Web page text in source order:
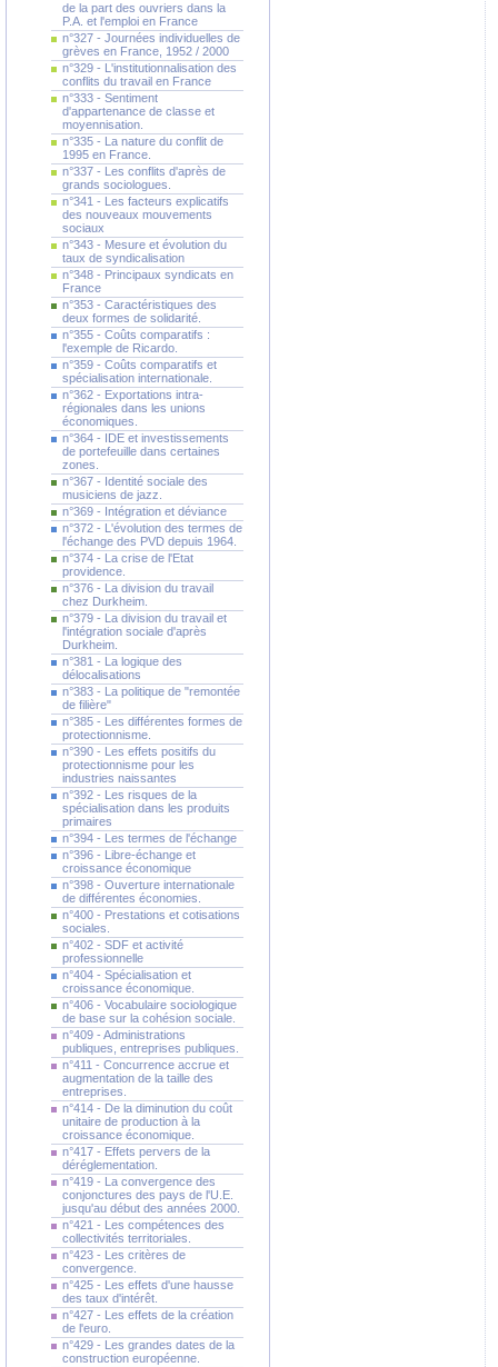
de la part des ouvriers dans la
P.A. et l'emploi en France
n°327 - Journées individuelles de
grèves en France, 1952 / 2000
n°329 - L'institutionnalisation des
conflits du travail en France
n°333 - Sentiment
d'appartenance de classe et
moyennisation.
n°335 - La nature du conflit de
1995 en France.
n°337 - Les conflits d'après de
grands sociologues.
n°341 - Les facteurs explicatifs
des nouveaux mouvements
sociaux
n°343 - Mesure et évolution du
taux de syndicalisation
n°348 - Principaux syndicats en
France
n°353 - Caractéristiques des
deux formes de solidarité.
n°355 - Coûts comparatifs :
l'exemple de Ricardo.
n°359 - Coûts comparatifs et
spécialisation internationale.
n°362 - Exportations intra-
régionales dans les unions
économiques.
n°364 - IDE et investissements
de portefeuille dans certaines
zones.
n°367 - Identité sociale des
musiciens de jazz.
n°369 - Intégration et déviance
n°372 - L'évolution des termes de
l'échange des PVD depuis 1964.
n°374 - La crise de l'Etat
providence.
n°376 - La division du travail
chez Durkheim.
n°379 - La division du travail et
l'intégration sociale d'après
Durkheim.
n°381 - La logique des
délocalisations
n°383 - La politique de "remontée
de filière"
n°385 - Les différentes formes de
protectionnisme.
n°390 - Les effets positifs du
protectionnisme pour les
industries naissantes
n°392 - Les risques de la
spécialisation dans les produits
primaires
n°394 - Les termes de l'échange
n°396 - Libre-échange et
croissance économique
n°398 - Ouverture internationale
de différentes économies.
n°400 - Prestations et cotisations
sociales.
n°402 - SDF et activité
professionnelle
n°404 - Spécialisation et
croissance économique.
n°406 - Vocabulaire sociologique
de base sur la cohésion sociale.
n°409 - Administrations
publiques, entreprises publiques.
n°411 - Concurrence accrue et
augmentation de la taille des
entreprises.
n°414 - De la diminution du coût
unitaire de production à la
croissance économique.
n°417 - Effets pervers de la
déréglementation.
n°419 - La convergence des
conjonctures des pays de l'U.E.
jusqu'au début des années 2000.
n°421 - Les compétences des
collectivités territoriales.
n°423 - Les critères de
convergence.
n°425 - Les effets d'une hausse
des taux d'intérêt.
n°427 - Les effets de la création
de l'euro.
n°429 - Les grandes dates de la
construction européenne.